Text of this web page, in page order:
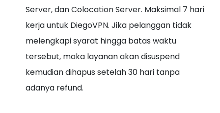
Server, dan Colocation Server. Maksimal 7 hari
kerja untuk DiegoVPN. Jika pelanggan tidak
melengkapi syarat hingga batas waktu
tersebut, maka layanan akan disuspend
kemudian dihapus setelah 30 hari tanpa
adanya refund.